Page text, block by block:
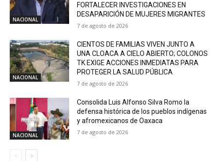
NACIONAL
FORTALECER INVESTIGACIONES EN
DESAPARICIÓN DE MUJERES MIGRANTES
7 de agosto de 2026
NACIONAL
CIENTOS DE FAMILIAS VIVEN JUNTO A
UNA CLOACA A CIELO ABIERTO; COLONOS
TK EXIGE ACCIONES INMEDIATAS PARA
PROTEGER LA SALUD PÚBLICA
7 de agosto de 2026
NACIONAL
Consolida Luis Alfonso Silva Romo la
defensa histórica de los pueblos indígenas
y afromexicanos de Oaxaca
7 de agosto de 2026